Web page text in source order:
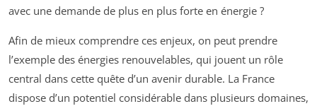
avec une demande de plus en plus forte en énergie ?
Afin de mieux comprendre ces enjeux, on peut prendre
l’exemple des énergies renouvelables, qui jouent un rôle
central dans cette quête d’un avenir durable. La France
dispose d’un potentiel considérable dans plusieurs domaines,